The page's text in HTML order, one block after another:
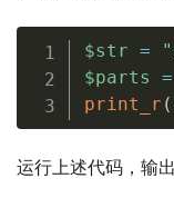
$str =
$parts
=
print_r (
运行上述代码，输